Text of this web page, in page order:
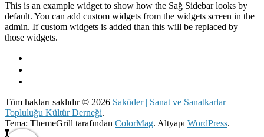
This is an example widget to show how the Sağ Sidebar looks by
default. You can add custom widgets from the widgets screen in the
admin. If custom widgets is added than this will be replaced by
those widgets.
Tüm hakları saklıdır © 2026 Saküder | Sanat ve Sanatkarlar
Topluluğu Kültür Derneği.
Tema: ThemeGrill tarafından ColorMag. Altyapı WordPress.
0